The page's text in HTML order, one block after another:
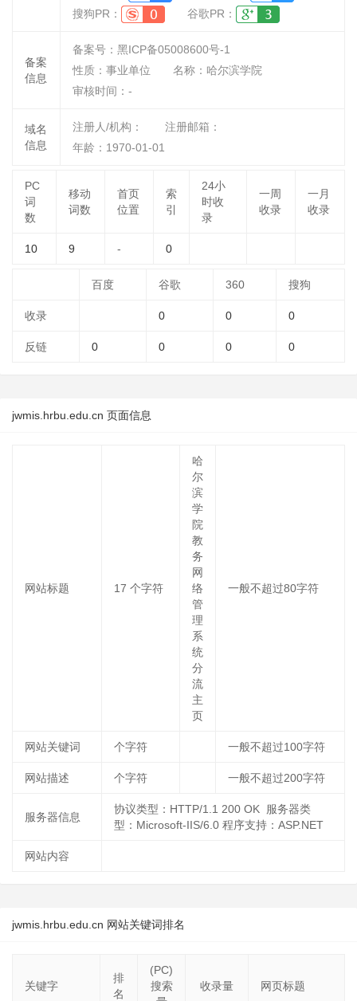
搜狗PR：
谷歌PR：
备案
信息
备案号：黑ICP备05008600号-1
性质： 事业单位 名称： 哈尔滨学院
审核时间： -
域名
信息
注册人/机构：
注册邮箱：
年龄：1970-01-01
PC
词
数
移动
词数
首页
位置
索
引
24小
时收
录
一周
收录
一月
收录
10 9 - 0
百度 谷歌 360 搜狗
收录 0 0 0
反链 0 0 0 0
jwmis.hrbu.edu.cn 页面信息
网站标题 17 个字符
哈
尔
滨
学
院
教
务
网
络
管
理
系
统
分
流
主
页
一般不超过80字符
网站关键词 个字符 一般不超过100字符
网站描述 个字符 一般不超过200字符
服务器信息
协议类型：HTTP/1.1 200 OK 服务器类
型：Microsoft-IIS/6.0 程序支持：ASP.NET
网站内容
jwmis.hrbu.edu.cn 网站关键词排名
关键字
排
名
(PC)
搜索
收录量 网页标题